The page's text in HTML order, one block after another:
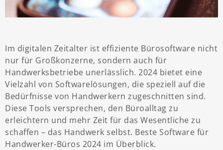
Im digitalen Zeitalter ist effiziente Bürosoftware nicht
nur für Großkonzerne, sondern auch für
Handwerksbetriebe unerlässlich. 2024 bietet eine
Vielzahl von Softwarelösungen, die speziell auf die
Bedürfnisse von Handwerkern zugeschnitten sind.
Diese Tools versprechen, den Büroalltag zu
erleichtern und mehr Zeit für das Wesentliche zu
schaffen – das Handwerk selbst. Beste Software für
Handwerker-Büros 2024 im Überblick.